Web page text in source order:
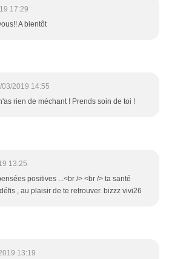
17:29
A bientôt
03/2019 14:55
rien de méchant ! Prends soin de toi !
13:25
positives ...<br /> <br /> ta santé
, au plaisir de te retrouver. bizzz vivi26
13:19